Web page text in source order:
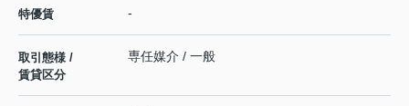
特優賃 -
取引態様 /
賃貸区分
専任媒介 / 一般